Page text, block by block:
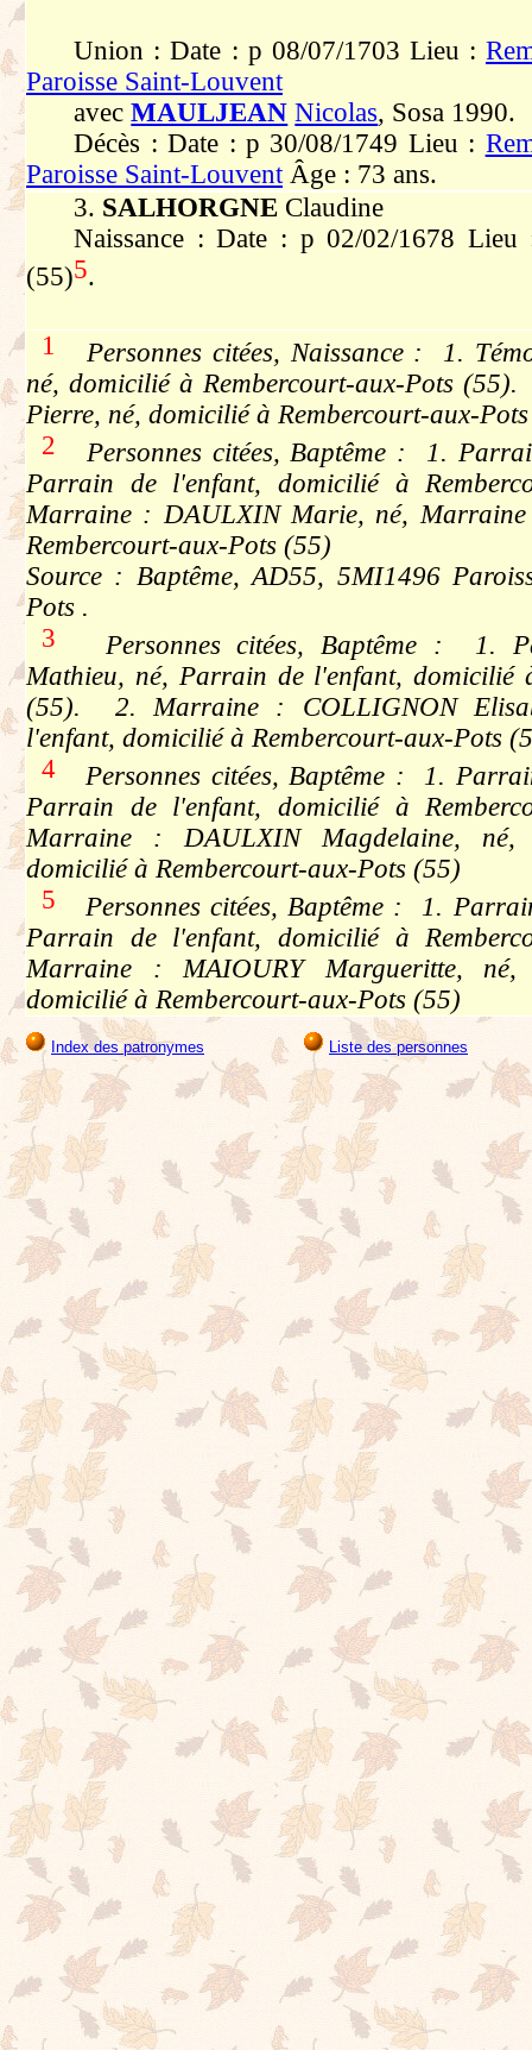
Union : Date : p 08/07/1703 Lieu :
Paroisse Saint-Louvent
avecMAULJEAN Nicolas, Sosa 1990.
Décès : Date : p 30/08/1749 Lieu :
Paroisse Saint-LouventÂge : 73 ans.
3. SALHORGNE Claudine
Naissance : Date : p 02/02/1678 Lieu
(55)5.
1 Personnes citées, Naissance : 1.
né, domicilié à Rembercourt-aux-Pots
Pierre, né, domicilié à Rembercourt-aux-
2 Personnes citées, Baptême : 1.
Parrain de l'enfant, domicilié à
Marraine : DAULXIN Marie, né,
Rembercourt-aux-Pots (55)
Source : Baptême, AD55, 5MI1496
Pots .
3 Personnes citées, Baptême : 1.
Mathieu, né, Parrain de l'enfant, domicilié
(55). 2. Marraine : COLLIGNON
l'enfant, domicilié à Rembercourt-aux-Pots
4 Personnes citées, Baptême : 1.
Parrain de l'enfant, domicilié à
Marraine : DAULXIN Magdelaine, né,
domicilié à Rembercourt-aux-Pots (55)
5 Personnes citées, Baptême : 1.
Parrain de l'enfant, domicilié à
Marraine : MAIOURY Margueritte,
domicilié à Rembercourt-aux-Pots (55)
Index des patronymes Liste des personnes